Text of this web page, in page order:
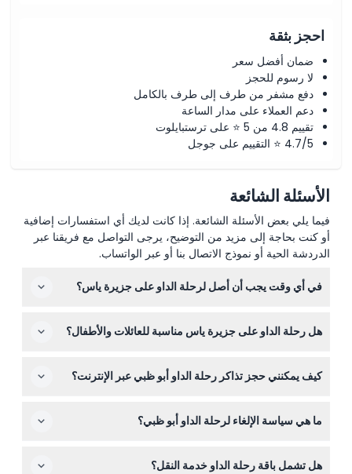
احجز بثقة
ضمان أفضل سعر
لا رسوم للحجز
دفع مشفر من طرف إلى طرف بالكامل
دعم العملاء على مدار الساعة
تقييم 4.8 من 5 ⭐ على ترستبايلوت
4.7/5 ⭐ التقييم على جوجل
الأسئلة الشائعة
فيما يلي بعض الأسئلة الشائعة. إذا كانت لديك أي استفسارات إضافية
أو كنت بحاجة إلى مزيد من التوضيح، يرجى التواصل مع فريقنا عبر
الدردشة الحية أو نموذج الاتصال بنا أو عبر الواتساب.
في أي وقت يجب أن أصل لرحلة الداو على جزيرة ياس؟
هو الساعة 7:30 مساءً، لتستمتع بالترحيب على السجادة الحمراء
هل رحلة الداو على جزيرة ياس مناسبة للعائلات والأطفال؟
مريحة مع بوفيه دولي 5 نجوم وإطلالات جميلة. إنها تجربة رائعة
كيف يمكنني حجز تذاكر رحلة الداو أبو ظبي عبر الإنترنت؟
اختيار التاريخ المفضل وعدد الضيوف، ثم إكمال الدفع عبر
ما هي سياسة الإلغاء لرحلة الداو أبو ظبي؟
هل تشمل باقة رحلة الداو خدمة النقل؟